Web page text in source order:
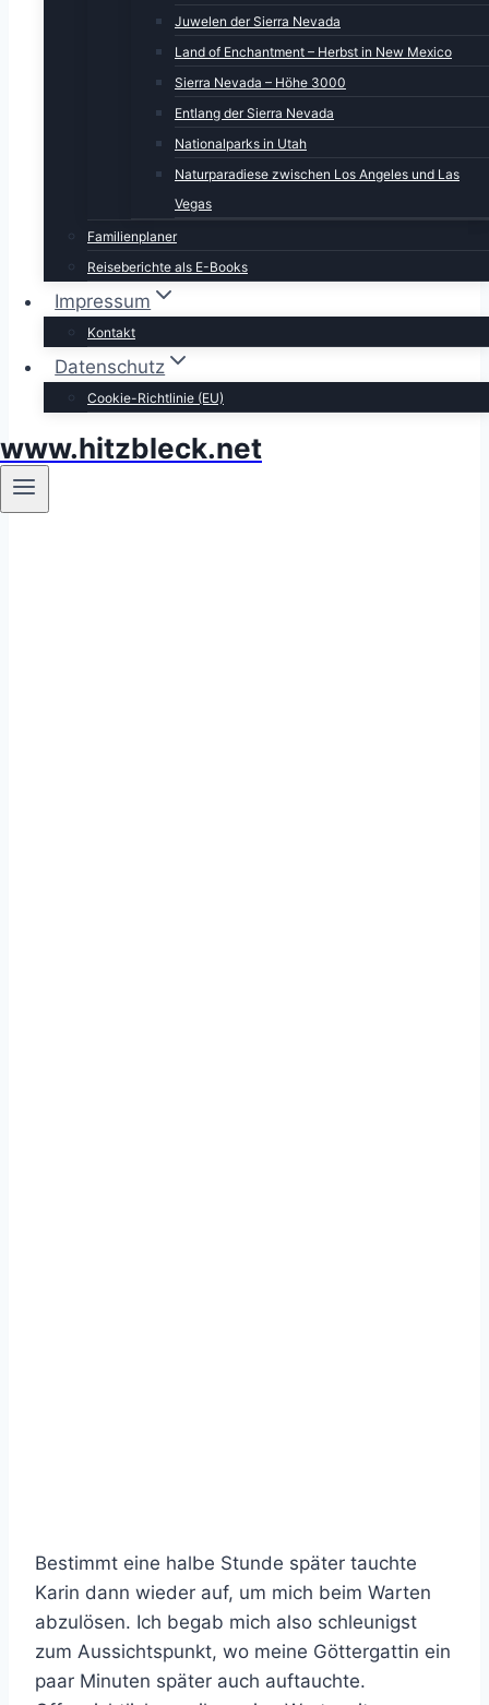
Juwelen der Sierra Nevada
Land of Enchantment – Herbst in New Mexico
Sierra Nevada – Höhe 3000
Entlang der Sierra Nevada
Nationalparks in Utah
Naturparadiese zwischen Los Angeles und Las
Vegas
Familienplaner
Reiseberichte als E-Books
Impressum
Kontakt
Datenschutz
Cookie-Richtlinie (EU)
www.hitzbleck.net
Bestimmt eine halbe Stunde später tauchte
Karin dann wieder auf, um mich beim Warten
abzulösen. Ich begab mich also schleunigst
zum Aussichtspunkt, wo meine Göttergattin ein
paar Minuten später auch auftauchte.